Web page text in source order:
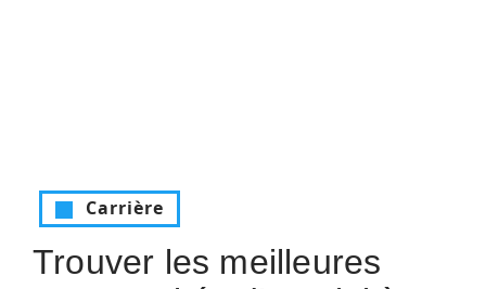
Carrière
Trouver les meilleures